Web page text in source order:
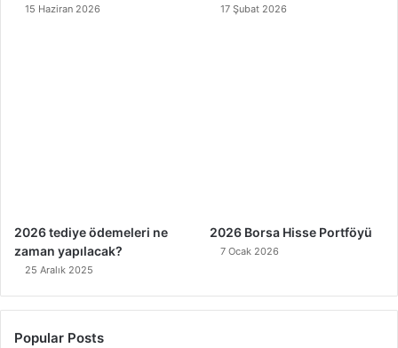
15 Haziran 2026 17 Şubat 2026
2026 tediye ödemeleri ne
zaman yapılacak?
25 Aralık 2025
2026 Borsa Hisse Portföyü
7 Ocak 2026
Popular Posts